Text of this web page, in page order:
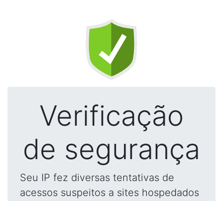
Verificação
de segurança
Seu IP fez diversas tentativas de
acessos suspeitos a sites hospedados